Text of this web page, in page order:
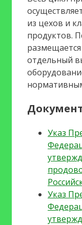
из цехов и
продуктов.
отдельный
Указ
Указ